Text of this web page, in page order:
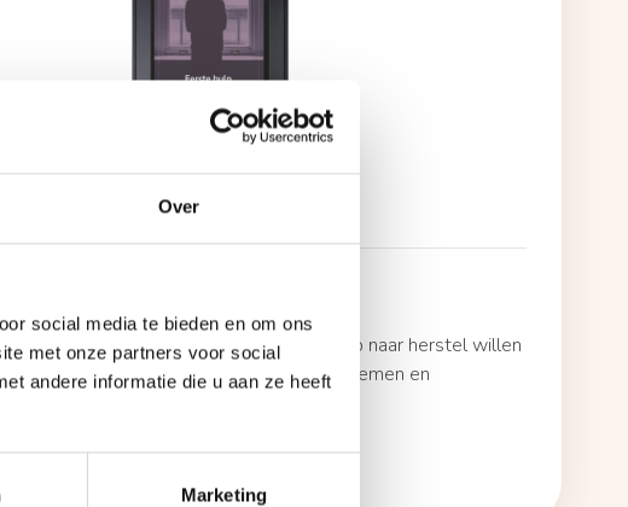
Over
social media te bieden en om ons
met onze partners voor social
andere informatie die u aan ze heeft
Marketing
Hulp Bij Vreemdgaan
die vreemd zijn gegaan en de eerste stap naar herstel willen
helpt je om verantwoordelijkheid te nemen en
te bouwen.